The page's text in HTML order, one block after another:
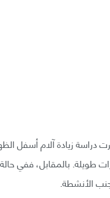
دراسة زيادة آلام أسفل
طويلة. بالمقابل، ففي
الأنشطة.